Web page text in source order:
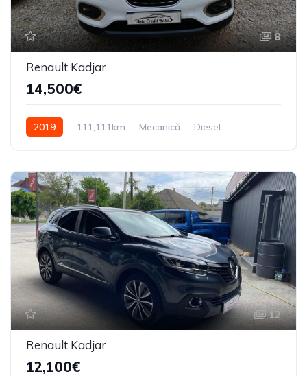
8
Renault Kadjar
14,500€
2019 111,111km Mecanică
Diesel
12
Renault Kadjar
12,100€